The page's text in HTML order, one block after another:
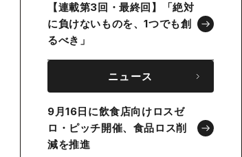
【連載第3回・最終回】「絶対
に負けないものを、1つでも創
るべき」
ニュース
9月16日に飲食店向けロスゼ
ロ・ピッチ開催、食品ロス削
減を推進